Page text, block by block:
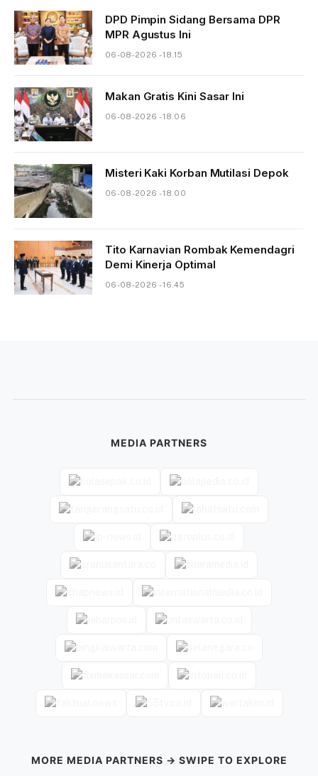
DPD Pimpin Sidang Bersama DPR
MPR Agustus Ini
06-08-2026 - 18.15
Makan Gratis Kini Sasar Ini
06-08-2026 - 18.06
Misteri Kaki Korban Mutilasi Depok
06-08-2026 - 18.00
Tito Karnavian Rombak Kemendagri
Demi Kinerja Optimal
06-08-2026 - 16.45
MEDIA PARTNERS
MORE MEDIA PARTNERS → SWIPE TO EXPLORE